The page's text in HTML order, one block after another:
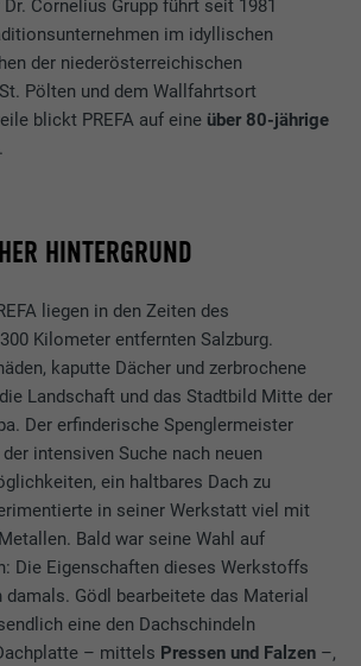
Dr. Cornelius Grupp führt seit 1981
im idyllischen
der niederösterreichischen
Pölten und dem Wallfahrtsort
blickt PREFA auf eine über 80-jährige
HINTERGRUND
liegen in den Zeiten des
Kilometer entfernten Salzburg.
kaputte Dächer und zerbrochene
Landschaft und das Stadtbild Mitte der
Der erfinderische Spenglermeister
intensiven Suche nach neuen
ein haltbares Dach zu
in seiner Werkstatt viel mit
Bald war seine Wahl auf
Die Eigenschaften dieses Werkstoffs
damals. Gödl bearbeitete das Material
eine den Dachschindeln
– mittels Pressen und Falzen –,